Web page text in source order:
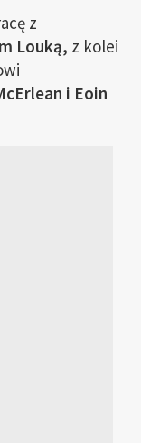
z
Louką, z kolei
i Eoin